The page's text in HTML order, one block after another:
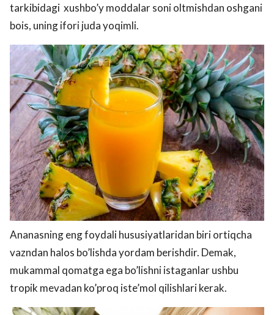
tarkibidagi xushbo’y moddalar soni oltmishdan oshgani
bois, uning ifori juda yoqimli.
Ananasning eng foydali hususiyatlaridan biri ortiqcha
vazndan halos bo’lishda yordam berishdir. Demak,
mukammal qomatga ega bo’lishni istaganlar ushbu
tropik mevadan ko’proq iste’mol qilishlari kerak.